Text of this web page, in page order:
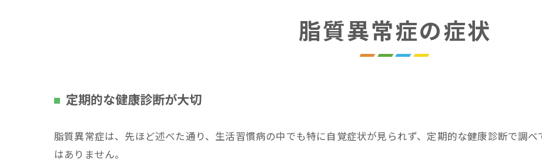
脂質異常症の症状
定期的な健康診断が大切
脂質異常症は、先ほど述べた通り、生活習慣病の中でも特に自覚症状が見られず、定期的な健康診断で調
はありません。